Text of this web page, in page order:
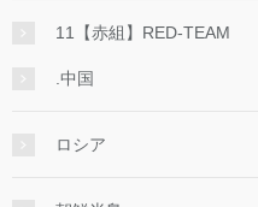
11【赤組】RED-TEAM
.中国
ロシア